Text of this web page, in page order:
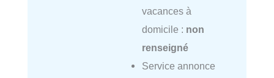
vacances à
domicile : non
renseigné
Service annonce